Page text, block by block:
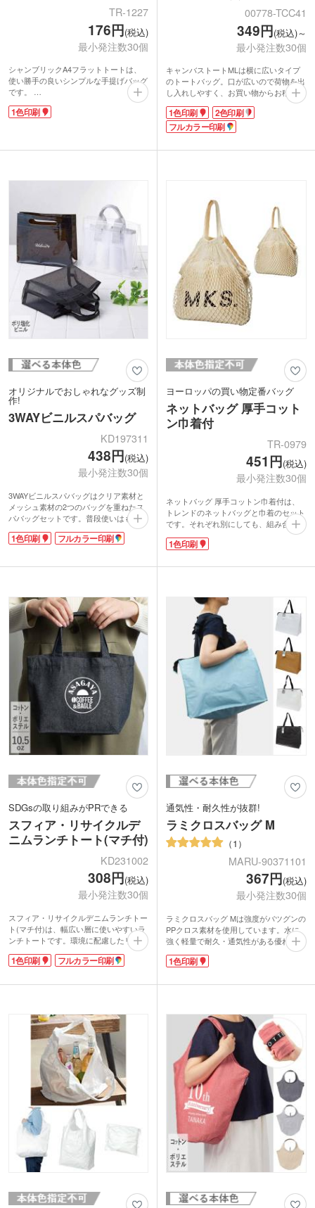
TR-1227
176円(税込)
最小発注数30個
シャンブリックA4フラットトートは、
使い勝手の良いシンプルな手提げバッグ
です。
シャンブリックとは、シャンブレーとフ
ァブリックを組み合わせた造語。布地を
にもおすすめの商品です。
ンバッグなど使い方はいろいろ。シンプ
ね。コットンとは一味違うシャンブリッ
クで、ワンランク上のオリジナルバッグ
を作ってみませんか。
1色印刷
00778-TCC41
349円(税込)～
最小発注数30個
キャンバストートMLは横に広いタイプ
のトートバッグ。口が広いので荷物を出
し入れしやすく、お買い物からお稽古バ
ッグまでマルチに使えます。
12オンスの厚手キャンバス生地で、耐久
性もバッチリ。中身が透けて見えること
カラーは定番色からカラフル色まで12種
ッグなど幅広く活用いただけます。
1色印刷
2色印刷
フルカラー印刷
オリジナルでおしゃれなグッズ制
作!
3WAYビニルスパバッグ
KD197311
438円(税込)
最小発注数30個
3WAYビニルスパバッグはクリア素材と
メッシュ素材の2つのバッグを重ねたス
パバッグセットです。普段使いはもちろ
ん濡れたものの持ち運びにも便利。温
泉・プールへのお出かけの際に持ち込み
選びいただけます。ロゴを印刷すれば、
思わず持ち歩きたくなるおしゃれなノベ
ルティの作成が可能です。美容関係・リ
ラクゼーション・ネイルサロンの開店記
念や周年記念・キャンペーンにおすすめ
です。
1色印刷 フルカラー印刷
ヨーロッパの買い物定番バッグ
ネットバッグ 厚手コット
ン巾着付
TR-0979
451円(税込)
最小発注数30個
ネットバッグ 厚手コットン巾着付は、
トレンドのネットバッグと巾着のセット
です。それぞれ別にしても、組み合わせ
ても使えます。巾着の口を結べばいれた
ものの中身が見えないので、貴重品も安
もアリ!
布地は5オンスで柔らかさがありつつ、
日用品を持ち運べるほどの収納力と耐久
性があります。
ヨーロッパではマルシェなどの買い物に
持っていくのが定番のネットバッグ。果
物や野菜などの食材をあえて見せてもイ
イですね。
1色印刷
SDGsの取り組みがPRできる
スフィア・リサイクルデ
ニムランチトート(マチ付)
KD231002
308円(税込)
最小発注数30個
スフィア・リサイクルデニムランチトー
ト(マチ付)は、幅広い層に使いやすいラ
ンチトートです。環境に配慮したリサイ
クルデニムの素材は、SDGs活動をアピ
ールできます。中身が透けない10.5オン
にちょうどいい大きさです。ポーチやお
1色・フルカラー転写印刷ができノベル
ティ配布もしやすい1枚ずつポリ袋入
り。リサイクルデニムの説明が添付され
ていますので、環境活動のアピールもで
【リサイクルデニムとは?】
紡績工場で発生した不要な生地を紡ぎ直
したサスティナブルな繊維で作られたデ
ニム。着色済みの糸を使用するため染料
や水の使用量が通常のデニムと比べ少な
く、原材料も削減できます。
中でもスフィアシリーズの製品は不要な
より環境に配慮し生産されています。
1色印刷 フルカラー印刷
通気性・耐久性が抜群!
ラミクロスバッグ M
1
MARU-90371101
367円(税込)
最小発注数30個
ラミクロスバッグ Mは強度がバツグンの
PPクロス素材を使用しています。水に
強く軽量で耐久・通気性がある優れもの
バッグです。長い持ち手は肩から掛けら
れます。2リットルのペットボトルが5本
チャック付きでストレージバッグにも使
エコバッグにランドリーバッグ、お子さ
まのおもちゃ入れなど様々な使い方がで
きるラミクロスバッグ。1色印刷で広い
範囲に名入れ可能です。アパレルショッ
プ・雑貨店のショッパー製作としても使
えます。末永く愛用してもらえるノベル
ティとしていかがでしょうか。
1色印刷